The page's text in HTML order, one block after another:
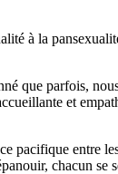
à la
que parfois,
et
pacifique entre
chacun se